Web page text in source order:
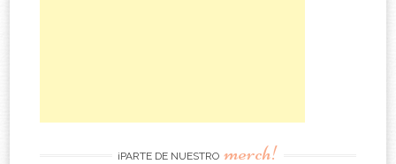
¡PARTE DE NUESTRO merch!